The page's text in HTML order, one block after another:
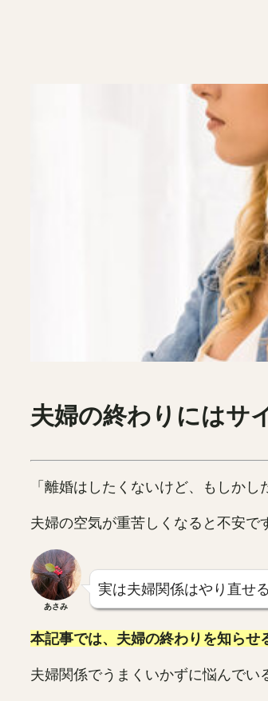
夫婦の終わりにはサ
「離婚はしたくないけど、もしか
夫婦の空気が重苦しくなると不安で
あさみ
実は夫婦関係はやり直せ
本記事では、夫婦の終わりを知らせ
夫婦関係でうまくいかずに悩んでい